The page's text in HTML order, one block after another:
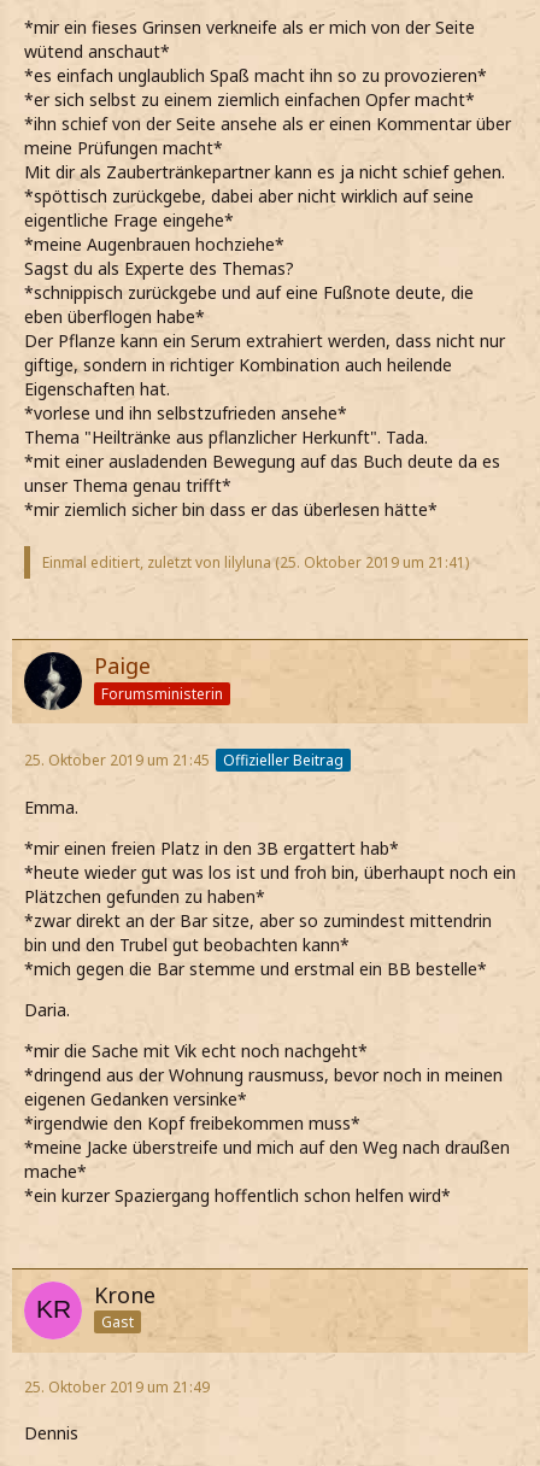
*mir ein fieses Grinsen verkneife als er mich von der Seite
wütend anschaut*
*es einfach unglaublich Spaß macht ihn so zu provozieren*
*er sich selbst zu einem ziemlich einfachen Opfer macht*
*ihn schief von der Seite ansehe als er einen Kommentar über
meine Prüfungen macht*
Mit dir als Zaubertränkepartner kann es ja nicht schief gehen.
*spöttisch zurückgebe, dabei aber nicht wirklich auf seine
eigentliche Frage eingehe*
*meine Augenbrauen hochziehe*
Sagst du als Experte des Themas?
*schnippisch zurückgebe und auf eine Fußnote deute, die
eben überflogen habe*
Der Pflanze kann ein Serum extrahiert werden, dass nicht nur
giftige, sondern in richtiger Kombination auch heilende
Eigenschaften hat.
*vorlese und ihn selbstzufrieden ansehe*
Thema "Heiltränke aus pflanzlicher Herkunft". Tada.
*mit einer ausladenden Bewegung auf das Buch deute da es
unser Thema genau trifft*
*mir ziemlich sicher bin dass er das überlesen hätte*
Einmal editiert, zuletzt von lilyluna (25. Oktober 2019 um 21:41)
Paige
Forumsministerin
25. Oktober 2019 um 21:45 Offizieller Beitrag
Emma.
*mir einen freien Platz in den 3B ergattert hab*
*heute wieder gut was los ist und froh bin, überhaupt noch ein
Plätzchen gefunden zu haben*
*zwar direkt an der Bar sitze, aber so zumindest mittendrin
bin und den Trubel gut beobachten kann*
*mich gegen die Bar stemme und erstmal ein BB bestelle*
Daria.
*mir die Sache mit Vik echt noch nachgeht*
*dringend aus der Wohnung rausmuss, bevor noch in meinen
eigenen Gedanken versinke*
*irgendwie den Kopf freibekommen muss*
*meine Jacke überstreife und mich auf den Weg nach draußen
mache*
*ein kurzer Spaziergang hoffentlich schon helfen wird*
Krone
Gast
25. Oktober 2019 um 21:49
Dennis